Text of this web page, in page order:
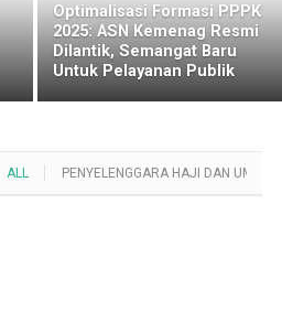
Optimalisasi Formasi PPPK
2025: ASN Kemenag Resmi
Dilantik, Semangat Baru
Untuk Pelayanan Publik
ALL PENYELENGGARA HAJI DAN UMROH